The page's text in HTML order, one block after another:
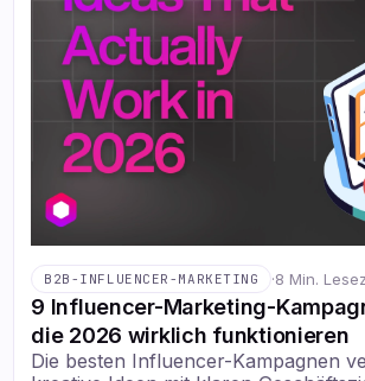
B2B-INFLUENCER-MARKETING ·8 Min.
9 Influencer-Marketing-
die 2026 wirklich funktionieren
Die besten Influencer-Kampagnen